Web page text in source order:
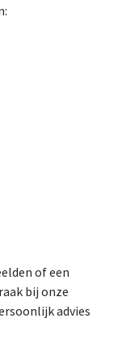
of een
bij onze
advies